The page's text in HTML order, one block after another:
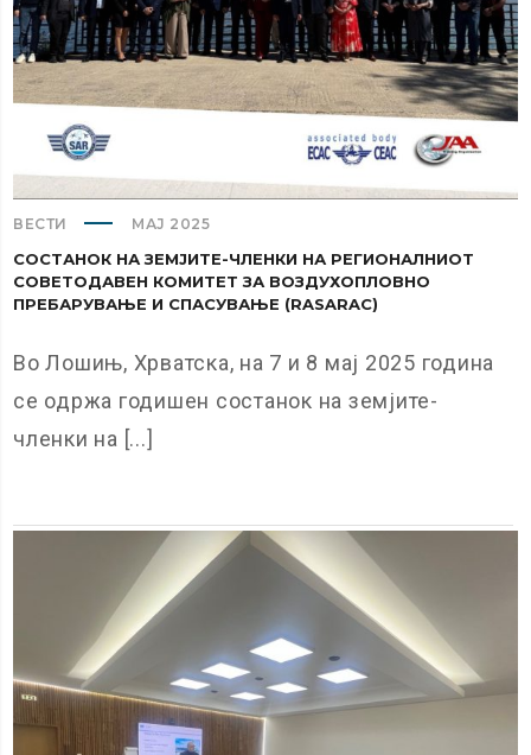
ВЕСТИ МАЈ 2025
СОСТАНОК НА ЗЕМЈИТЕ-ЧЛЕНКИ НА РЕГИОНАЛНИОТ
СОВЕТОДАВЕН КОМИТЕТ ЗА ВОЗДУХОПЛОВНО
ПРЕБАРУВАЊЕ И СПАСУВАЊЕ (RASARAC)
Во Лошињ, Хрватска, на 7 и 8 мај 2025 година
се одржа годишен состанок на земјите-
членки на [...]